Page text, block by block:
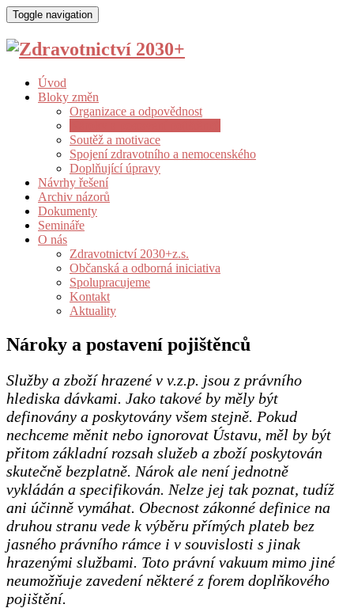
Toggle navigation
Úvod
Bloky změn
Organizace a odpovědnost
Soutěž a motivace
Spojení zdravotního a nemocenského
Doplňující úpravy
Návrhy řešení
Archiv názorů
Dokumenty
Semináře
O nás
Zdravotnictví 2030+z.s.
Občanská a odborná iniciativa
Spolupracujeme
Kontakt
Aktuality
Nároky a postavení pojištěnců
Služby a zboží hrazené v v.z.p. jsou z právního
hlediska dávkami. Jako takové by měly být
definovány a poskytovány všem stejně. Pokud
nechceme měnit nebo ignorovat Ústavu, měl by být
přitom základní rozsah služeb a zboží poskytován
skutečně bezplatně. Nárok ale není jednotně
vykládán a specifikován. Nelze jej tak poznat, tudíž
ani účinně vymáhat. Obecnost zákonné definice na
druhou stranu vede k výběru přímých plateb bez
jasného právního rámce i v souvislosti s jinak
hrazenými službami. Toto právní vakuum mimo jiné
neumožňuje zavedení některé z forem doplňkového
pojištění.